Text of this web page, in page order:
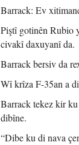
Barrack: Ev
Piştî gotinên Rubio
civakî daxuyanî da.
Barrack bersiv da
Wî krîza F-35an a
Barrack tekez kir
dibîne.
“Dibe ku di nava